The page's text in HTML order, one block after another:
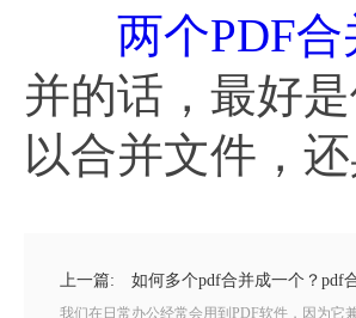
两个PDF
并的话，最好
以合并文件，
上一篇: 如何多个pdf合并成一个？pdf
我们在日常办公经常会用到PDF软件，因为它